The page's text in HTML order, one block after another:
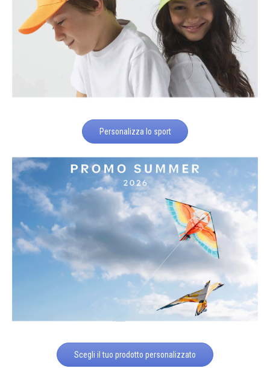
Personalizza lo sport
Scegli il tuo prodotto personalizzato